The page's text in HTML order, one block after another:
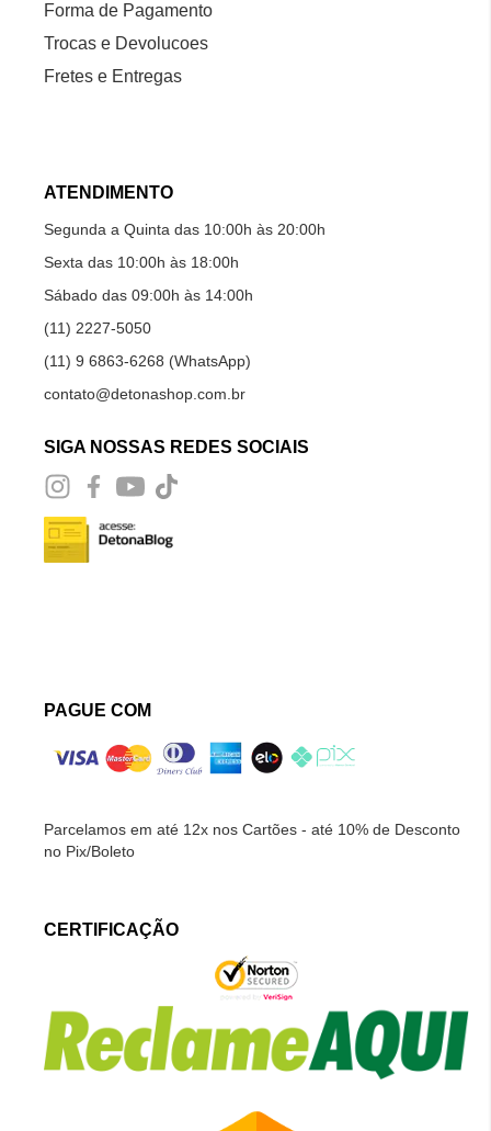
Forma de Pagamento
Trocas e Devolucoes
Fretes e Entregas
ATENDIMENTO
Segunda a Quinta das 10:00h às 20:00h
Sexta das 10:00h às 18:00h
Sábado das 09:00h às 14:00h
(11) 2227-5050
(11) 9 6863-6268 (WhatsApp)
contato@detonashop.com.br
SIGA NOSSAS REDES SOCIAIS
PAGUE COM
Parcelamos em até 12x nos Cartões - até 10% de Desconto
no Pix/Boleto
CERTIFICAÇÃO